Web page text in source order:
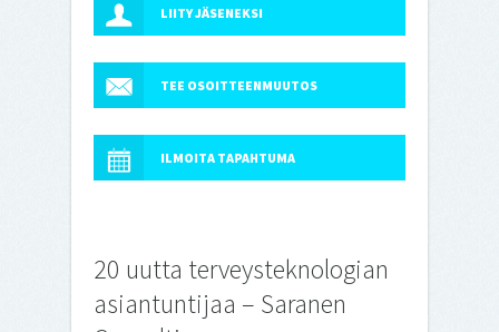
LIITY JÄSENEKSI
TEE OSOITTEENMUUTOS
ILMOITA TAPAHTUMA
20 uutta terveysteknologian
asiantuntijaa – Saranen